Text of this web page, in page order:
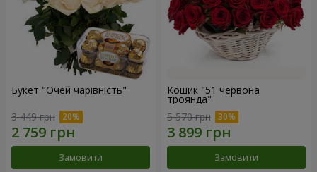
Букет "Очей чарівність"
3 449 грн
Замовити
Кошик "51 червона
троянда"
5 570 грн
Замовити